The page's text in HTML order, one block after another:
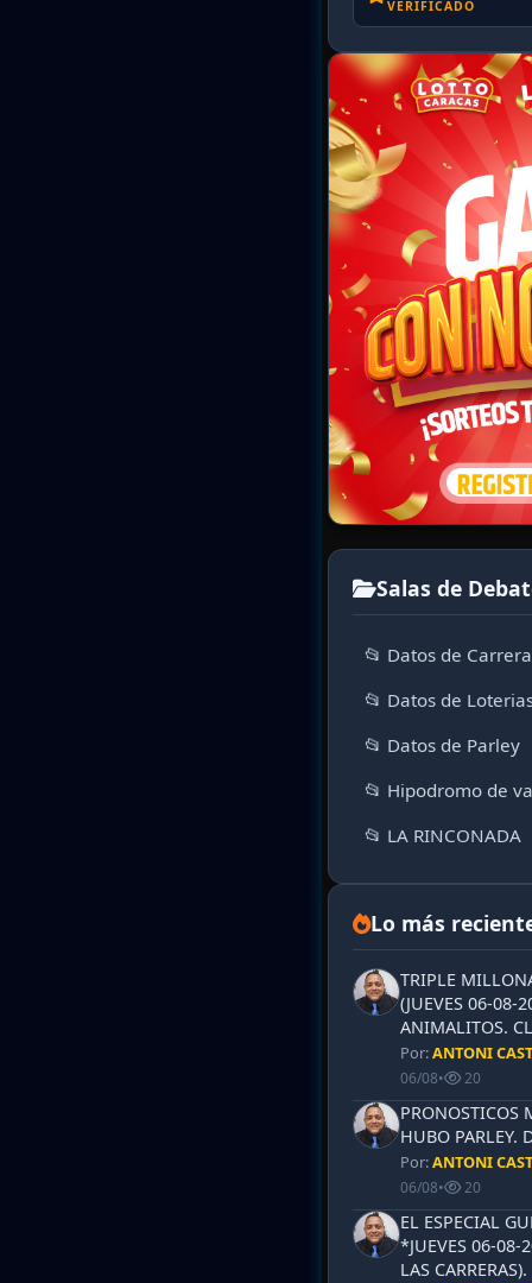
VERIFICADO
Salas de
📂 Datos de
📂 Datos de
📂 Datos de Parley
📂 Hipodromo de
📂 LA RINCONADA
Lo más
TRIPLE
(JUEVES 06-08-
ANIMALITOS.
Por:ANTONI
06/08• 20
PRONOSTICOS
HUBO PARLEY.
Por:ANTONI
06/08• 20
EL ESPECIAL
*JUEVES 06-08-
LAS